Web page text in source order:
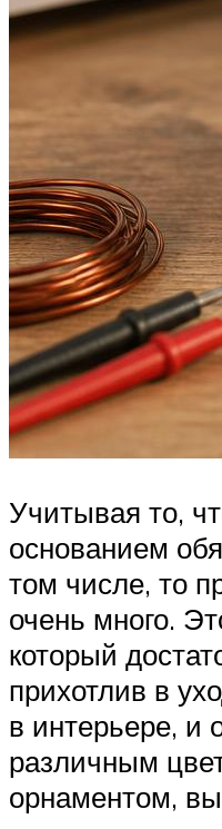
Учитывая то,
основанием
том числе, то
очень много.
который
прихотлив в
в интерьере, и
различным
орнаментом,